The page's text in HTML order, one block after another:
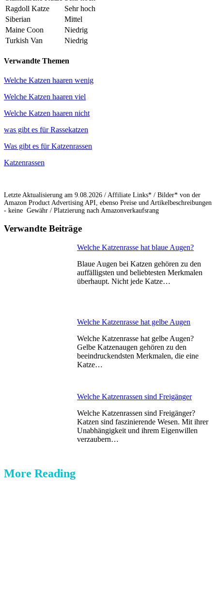
Ragdoll Katze
Sehr hoch
Siberian
Mittel
Maine Coon
Niedrig
Turkish Van
Niedrig
Verwandte Themen
Welche Katzen haaren wenig
Welche Katzen haaren viel
Welche Katzen haaren nicht
was gibt es für Rassekatzen
Was gibt es für Katzenrassen
Katzenrassen
Letzte Aktualisierung am 9.08.2026 / Affiliate Links* / Bilder* von der
Amazon Product Advertising API, ebenso Preise und Artikelbeschreibungen
- keine Gewähr / Platzierung nach Amazonverkaufsrang
Verwandte Beiträge
Welche Katzenrasse hat blaue Augen?
Blaue Augen bei Katzen gehören zu den
auffälligsten und beliebtesten Merkmalen
überhaupt. Nicht jede Katze…
Welche Katzenrasse hat gelbe Augen
Welche Katzenrasse hat gelbe Augen?
Gelbe Katzenaugen gehören zu den
beeindruckendsten Merkmalen, die eine
Katze…
Welche Katzenrassen sind Freigänger
Welche Katzenrassen sind Freigänger?
Katzen sind faszinierende Wesen. Mit ihrer
Unabhängigkeit und ihrem Eigenwillen
verzaubern…
More Reading